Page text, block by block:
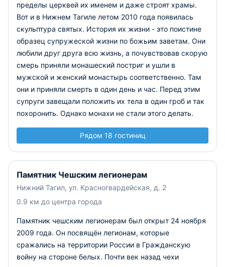
пределы церквей их именем и даже строят храмы.
Вот и в Нижнем Тагиле летом 2010 года появилась
скульптура святых. История их жизни - это поистине
образец супружеской жизни по божьим заветам. Они
любили друг друга всю жизнь, а почувствовав скорую
смерь приняли монашеский постриг и ушли в
мужской и женский монастырь соответственно. Там
они и приняли смерть в один день и час. Перед этим
супруги завещали положить их тела в один гроб и так
похоронить. Однако монахи не стали этого делать.
Рядом 18 гостиниц
Памятник Чешским легионерам
Нижний Тагил, ул. Красногвардейская, д. 2
0.9 км до центра города
Памятник чешским легионерам был открыт 24 ноября
2009 года. Он посвящён легионам, которые
сражались на территории России в Гражданскую
войну на стороне белых. Почти век назад чехи